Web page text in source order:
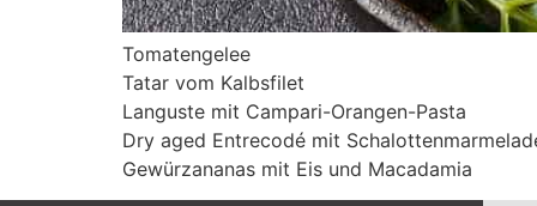
Tomatengelee
Tatar vom Kalbsfilet
Languste mit Campari-Orangen-Pasta
Dry aged Entrecodé mit
Gewürzananas mit Eis und Macadamia